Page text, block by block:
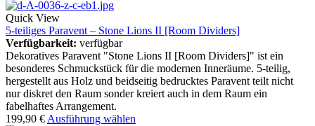
Quick View
5-teiliges Paravent – Stone Lions II [Room Dividers]
Verfügbarkeit: verfügbar
Dekoratives Paravent "Stone Lions II [Room Dividers]" ist ein
besonderes Schmuckstück für die modernen Inneräume. 5-teilig,
hergestellt aus Holz und beidseitig bedrucktes Paravent teilt nicht
nur diskret den Raum sonder kreiert auch in dem Raum ein
fabelhaftes Arrangement.
199,90 € Ausführung wählen